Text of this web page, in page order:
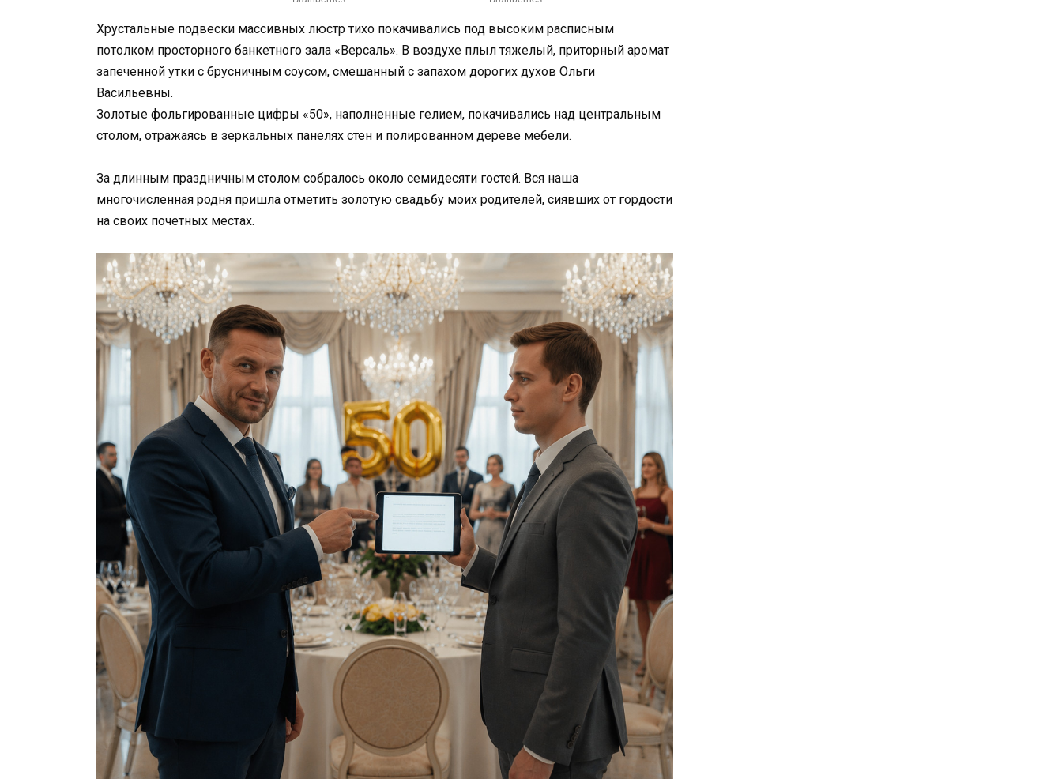
Хрустальные подвески массивных люстр тихо покачивались под высоким расписным
потолком просторного банкетного зала «Версаль». В воздухе плыл тяжелый, приторный аромат
запеченной утки с брусничным соусом, смешанный с запахом дорогих духов Ольги
Васильевны.
Золотые фольгированные цифры «50», наполненные гелием, покачивались над центральным
столом, отражаясь в зеркальных панелях стен и полированном дереве мебели.
За длинным праздничным столом собралось около семидесяти гостей. Вся наша
многочисленная родня пришла отметить золотую свадьбу моих родителей, сиявших от гордости
на своих почетных местах.